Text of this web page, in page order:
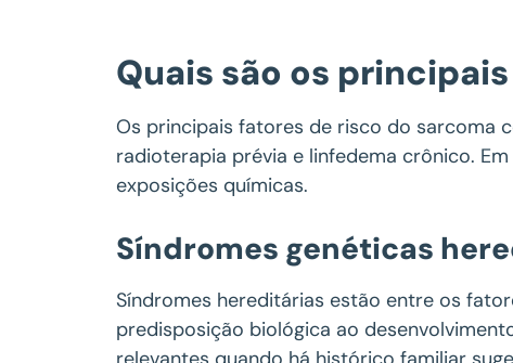
Quais são os
Os principais fatores de risco do sarcoma
radioterapia prévia e linfedema crônico.
exposições químicas.
Síndromes genéticas
Síndromes hereditárias estão entre os
predisposição biológica ao